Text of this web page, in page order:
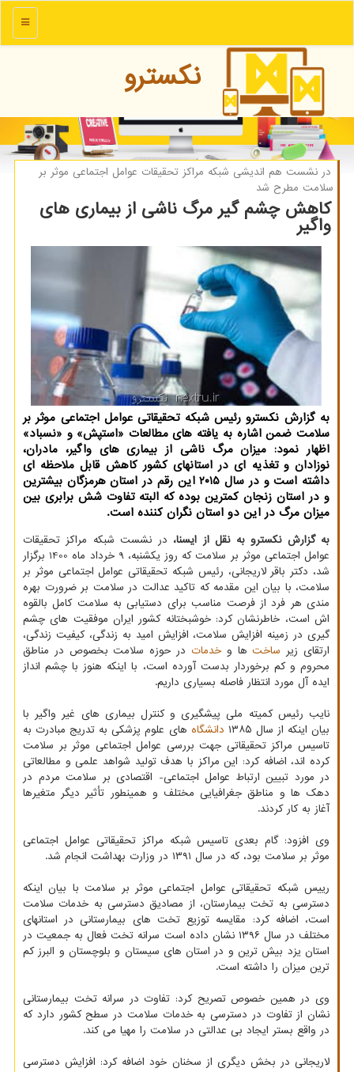
منو
نكسترو
در نشست هم اندیشی شبكه مراكز تحقیقات عوامل اجتماعی موثر بر
سلامت مطرح شد
كاهش چشم گیر مرگ ناشی از بیماری های
واگیر
به گزارش نکسترو رئیس شبکه تحقیقاتی عوامل اجتماعی موثر بر
سلامت ضمن اشاره به یافته های مطالعات «استپش» و «نسباد»
اظهار نمود: میزان مرگ ناشی از بیماری های واگیر، مادران،
نوزادان و تغذیه ای در استانهای کشور کاهش قابل ملاحظه ای
داشته است و در سال ۲۰۱۵ این رقم در استان هرمزگان بیشترین
و در استان زنجان کمترین بوده که البته تفاوت شش برابری بین
میزان مرگ در این دو استان نگران کننده است.
به گزارش نکسترو به نقل از ایسنا، در نشست شبکه مراکز تحقیقات
عوامل اجتماعی موثر بر سلامت که روز یکشنبه، 9 خرداد ماه 1400 برگزار
شد، دکتر باقر لاریجانی، رئیس شبکه تحقیقاتی عوامل اجتماعی موثر بر
سلامت، با بیان این مقدمه که تاکید عدالت در سلامت بر ضرورت بهره
مندی هر فرد از فرصت مناسب برای دستیابی به سلامت کامل بالقوه
اش است، خاطرنشان کرد: خوشبختانه کشور ایران موفقیت های چشم
گیری در زمینه افزایش سلامت، افزایش امید به زندگی، کیفیت زندگی،
ارتقای زیر ساختها وخدمات در حوزه سلامت بخصوص در مناطق
محروم و کم برخوردار بدست آورده است، با اینکه هنوز با چشم انداز
ایده آل مورد انتظار فاصله بسیاری داریم.
نایب رئیس کمیته ملی پیشگیری و کنترل بیماری های غیر واگیر با
بیان اینکه از سال ۱۳۸۵
دانشگاه های علوم پزشکی به تدریج مبادرت به
تاسیس مراکز تحقیقاتی جهت بررسی عوامل اجتماعی موثر بر سلامت
کرده اند، اضافه کرد: این مراکز با هدف تولید شواهد علمی و مطالعاتی
در مورد تبیین ارتباط عوامل اجتماعی- اقتصادی بر سلامت مردم در
دهک ها و مناطق جغرافیایی مختلف و همینطور تأثیر دیگر متغیرها
آغاز به کار کردند.
وی افزود: گام بعدی تاسیس شبکه مراکز تحقیقاتی عوامل اجتماعی
موثر بر سلامت بود، که در سال ۱۳۹۱ در وزارت بهداشت انجام شد.
رییس شبکه تحقیقاتی عوامل اجتماعی موثر بر سلامت با بیان اینکه
دسترسی به تخت بیمارستان، از مصادیق دسترسی به خدمات سلامت
است، اضافه کرد: مقایسه توزیع تخت های بیمارستانی در استانهای
مختلف در سال ۱۳۹۶ نشان داده است سرانه تخت فعال به جمعیت در
استان یزد بیش ترین و در استان ‎های سیستان و بلوچستان و البرز کم
ترین میزان را داشته است.
وی در همین خصوص تصریح کرد: تفاوت در سرانه تخت بیمارستانی
نشان از تفاوت در دسترسی به خدمات سلامت در سطح کشور دارد که
در واقع بستر ایجاد بی عدالتی در سلامت را مهیا می کند.
لاریجانی در بخش دیگری از سخنان خود اضافه کرد: افزایش دسترسی